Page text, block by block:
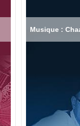
Musique :